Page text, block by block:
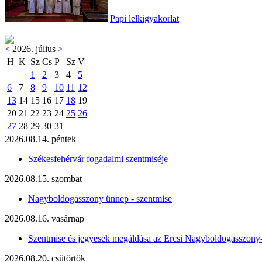
Papi lelkigyakorlat
< 2026. július >
H K Sz Cs P Sz V
1
2 3 4
5
6
7 8 9 10 11 12
13 14 15 16 17 18 19
20 21 22 23 24 25 26
27 28 29 30 31
2026.08.14. péntek
Székesfehérvár fogadalmi szentmiséje
2026.08.15. szombat
Nagyboldogasszony ünnep - szentmise
2026.08.16. vasárnap
Szentmise és jegyesek megáldása az Ercsi
2026.08.20. csütörtök